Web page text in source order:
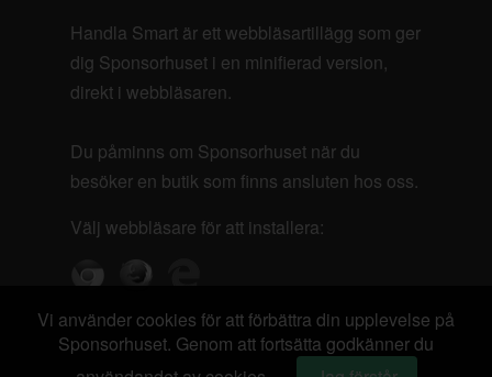
Handla Smart är ett webbläsartillägg som ger
dig Sponsorhuset i en minifierad version,
direkt i webbläsaren.
Du påminns om Sponsorhuset när du
besöker en butik som finns ansluten hos oss.
Välj webbläsare för att installera:
Vi använder cookies för att förbättra din upplevelse på
Sponsorhuset. Genom att fortsätta godkänner du